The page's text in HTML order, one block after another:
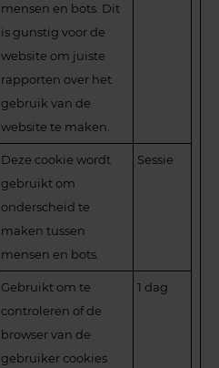
mensen en bots. Dit
is gunstig voor de
website om juiste
rapporten over het
gebruik van de
website te maken.
Deze cookie wordt
gebruikt om
onderscheid te
maken tussen
mensen en bots.
Sessie
Gebruikt om te
controleren of de
browser van de
gebruiker cookies
1 dag